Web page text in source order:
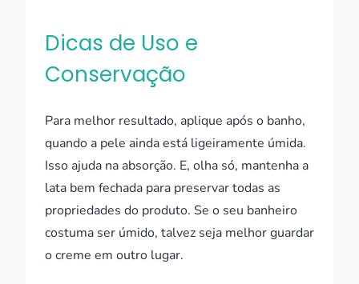
Dicas de Uso e
Conservação
Para melhor resultado, aplique após o banho,
quando a pele ainda está ligeiramente úmida.
Isso ajuda na absorção. E, olha só, mantenha a
lata bem fechada para preservar todas as
propriedades do produto. Se o seu banheiro
costuma ser úmido, talvez seja melhor guardar
o creme em outro lugar.